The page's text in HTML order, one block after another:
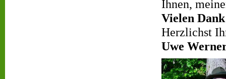
Ihnen,
Vielen
Herzlichst
Uwe